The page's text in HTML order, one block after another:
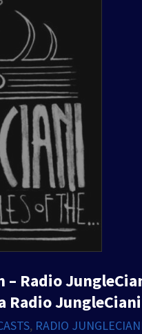
Radio
, RADIO